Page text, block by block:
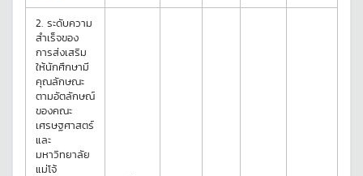
2. ระดับความ
สำเร็จของ
การส่งเสริม
ให้นักศึกษามี
คุณลักษณะ
ตามอัตลักษณ์
ของคณะ
เศรษฐศาสตร์
และ
มหาวิทยาลัย
แม่โจ้